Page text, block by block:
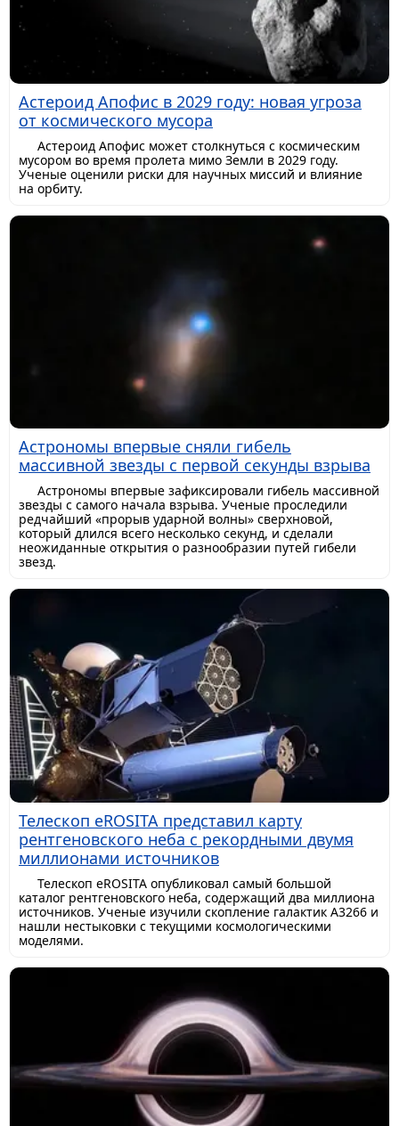
Астероид Апофис в 2029 году: новая угроза
от космического мусора
Астероид Апофис может столкнуться с космическим
мусором во время пролета мимо Земли в 2029 году.
Ученые оценили риски для научных миссий и влияние
на орбиту.
Астрономы впервые сняли гибель
массивной звезды с первой секунды взрыва
Астрономы впервые зафиксировали гибель массивной
звезды с самого начала взрыва. Ученые проследили
редчайший «прорыв ударной волны» сверхновой,
который длился всего несколько секунд, и сделали
неожиданные открытия о разнообразии путей гибели
звезд.
Телескоп eROSITA представил карту
рентгеновского неба с рекордными двумя
миллионами источников
Телескоп eROSITA опубликовал самый большой
каталог рентгеновского неба, содержащий два миллиона
источников. Ученые изучили скопление галактик A3266 и
нашли нестыковки с текущими космологическими
моделями.